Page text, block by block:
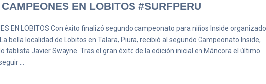
EN LOBITOS #SURFPERU
EN LOBITOS Con éxito finalizó segundo campeonato para niños Inside organizado
bella localidad de Lobitos en Talara, Piura, recibió al segundo Campeonato Inside,
tablista Javier Swayne. Tras el gran éxito de la edición inicial en Máncora el último
…